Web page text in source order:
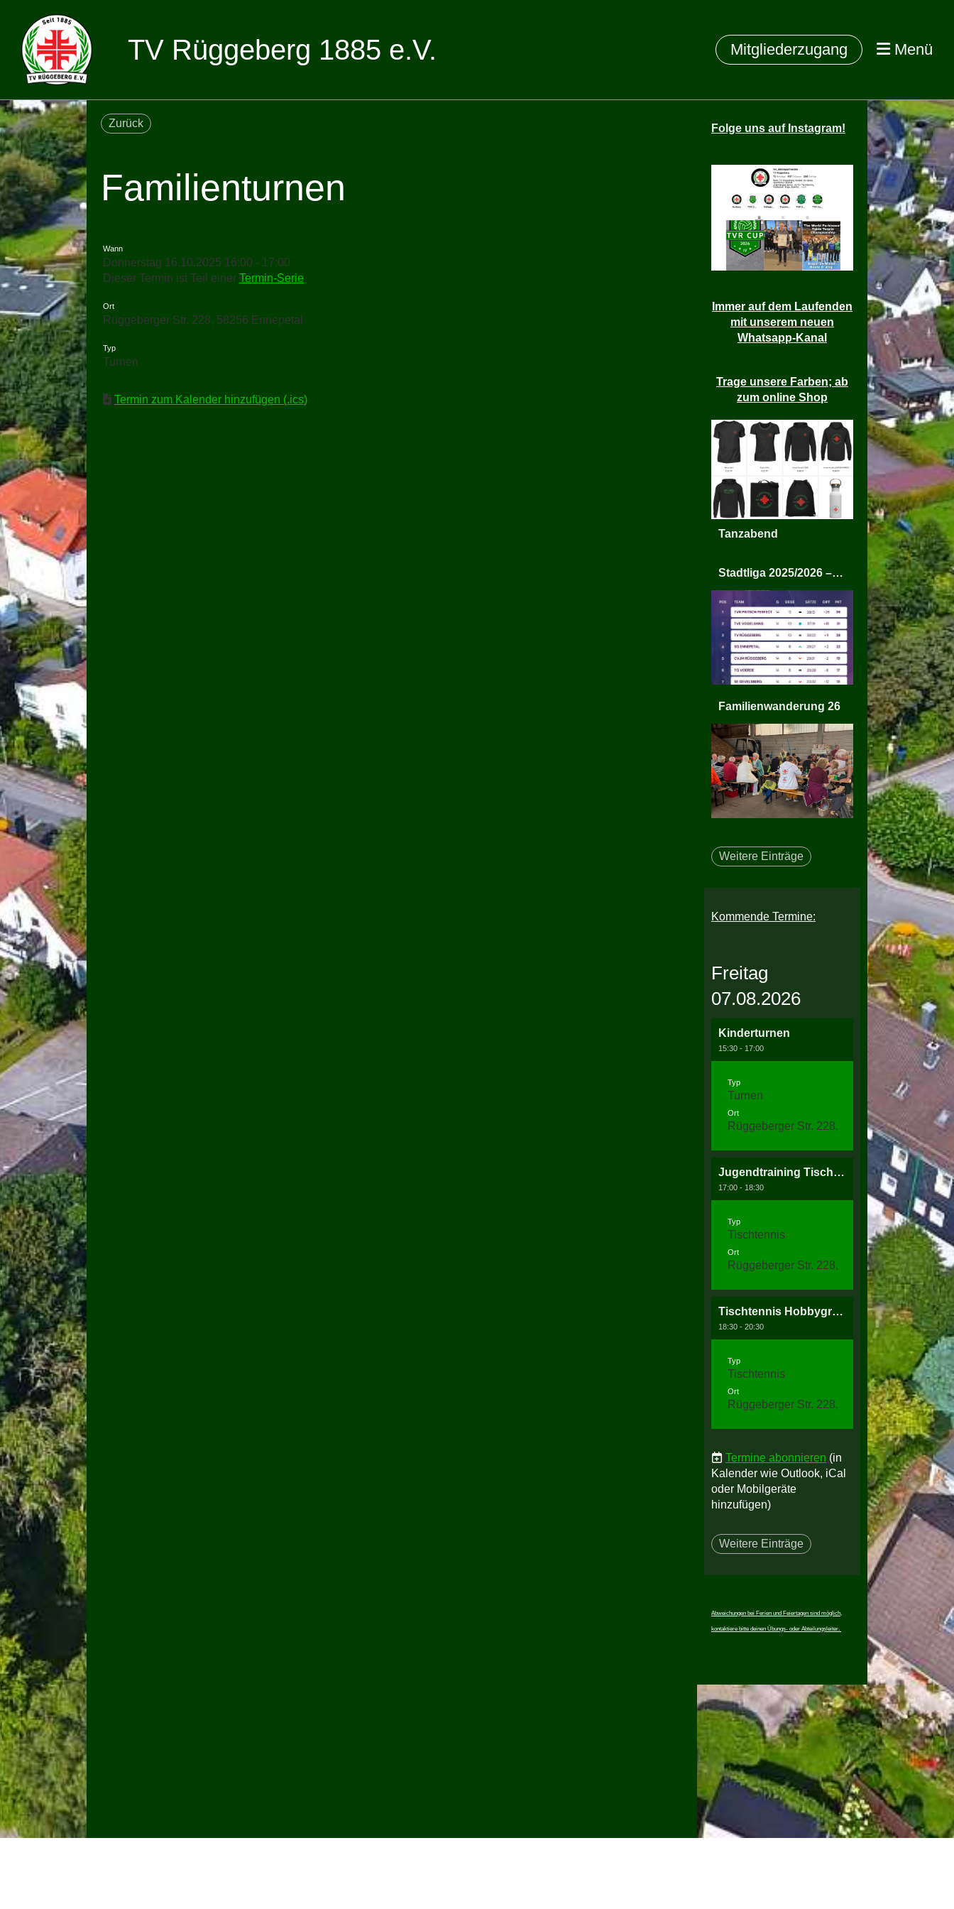
TV Rüggeberg 1885 e.V. Mitgliederzugang Menü
Zurück
Familienturnen
Wann
Donnerstag 16.10.2025 16:00 - 17:00
Dieser Termin ist Teil einer Termin-Serie
Ort
Rüggeberger Str. 228, 58256 Ennepetal
Typ
Turnen
Termin zum Kalender hinzufügen (.ics)
Folge uns auf Instagram!
Immer auf dem Laufenden
mit unserem neuen
Whatsapp-Kanal
Trage unsere Farben; ab
zum online Shop
Tanzabend
Stadtliga 2025/2026 – TV Rüggeberg Mixed
Familienwanderung 26
Weitere Einträge
Kommende Termine:
Freitag
07.08.2026
Kinderturnen
15:30 - 17:00
Typ
Turnen
Ort
Rüggeberger Str. 228, 58256 Ennepetal
Jugendtraining Tischtennis
17:00 - 18:30
Typ
Tischtennis
Ort
Rüggeberger Str. 228, 58256 Ennepetal
Tischtennis Hobbygruppe
18:30 - 20:30
Typ
Tischtennis
Ort
Rüggeberger Str. 228, 58256 Ennepetal
Termine abonnieren (in
Kalender wie Outlook, iCal
oder Mobilgeräte
hinzufügen)
Weitere Einträge
Abweichungen bei Ferien und Feiertagen sind möglich,
kontaktiere bitte deinen Übungs- oder Abteilungsleiter.